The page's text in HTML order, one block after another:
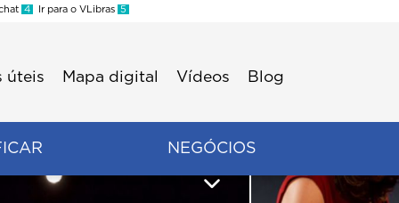
4 Ir para o VLibras 5
úteis Mapa digital Vídeos Blog
NEGÓCIOS